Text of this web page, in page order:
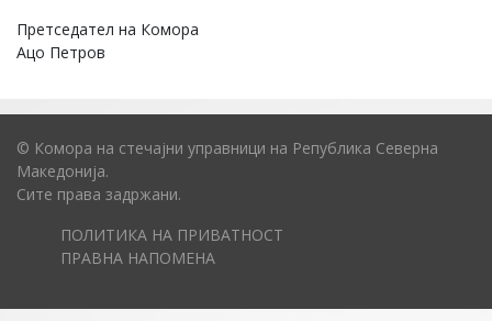
Претседател на Комора
Ацо Петров
© Комора на стечајни управници на Република Северна
Македонија.
Сите права задржани.
ПОЛИТИКА НА ПРИВАТНОСТ
ПРАВНА НАПОМЕНА